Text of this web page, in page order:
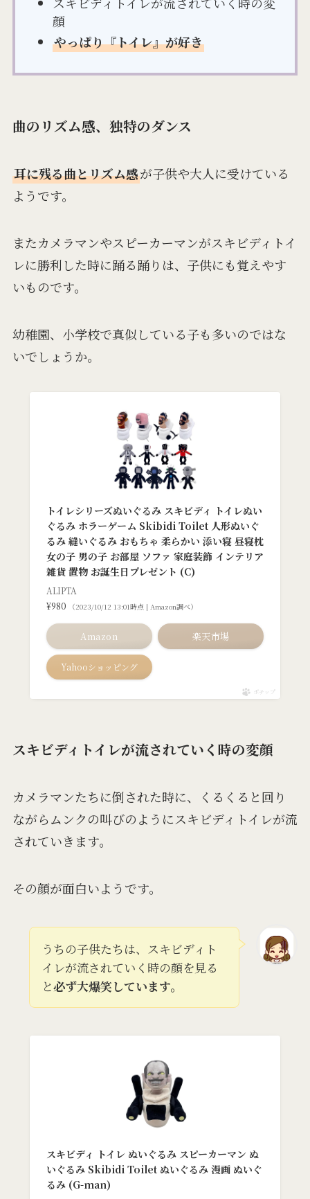
顔
やっぱり『トイレ』が好き
曲のリズム感、独特のダンス
耳に残る曲とリズム感が子供や大人に受けている
ようです。
またカメラマンやスピーカーマンがスキビディトイ
レに勝利した時に踊る踊りは、子供にも覚えやす
いものです。
幼稚園、小学校で真似している子も多いのではな
いでしょうか。
トイレシリーズぬいぐるみ スキビディ トイレぬい
ぐるみ ホラーゲーム Skibidi Toilet 人形ぬいぐ
るみ 縫いぐるみ おもちゃ 柔らかい 添い寝 昼寝枕
女の子 男の子 お部屋 ソファ 家庭装飾 インテリア
雑貨 置物 お誕生日プレゼント (C)
ALIPTA
¥980
（2023/10/12 13:01時点 | Amazon調べ）
Amazon 楽天市場
Yahooショッピング
ポチップ
スキビディトイレが流されていく時の変顔
カメラマンたちに倒された時に、くるくると回り
ながらムンクの叫びのようにスキビディトイレが流
されていきます。
その顔が面白いようです。
うちの子供たちは、スキビディト
イレが流されていく時の顔を見る
と必ず大爆笑しています。
スキビディ トイレ ぬいぐるみ スピーカーマン ぬ
いぐるみ Skibidi Toilet ぬいぐるみ 漫画 ぬいぐ
るみ (G-man)